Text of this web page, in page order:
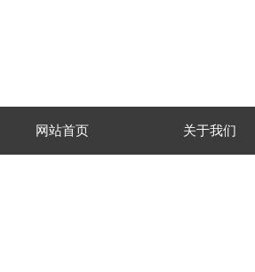
网站首页 关于我们